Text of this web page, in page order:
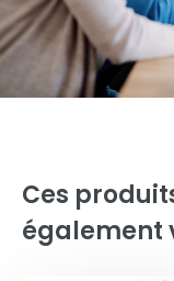
Ces
également